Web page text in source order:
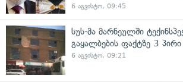
6 აგვისტო, 09:45
სუს-მა მარნეულში
გაყალბების ფაქტზე 3 პირი
6 აგვისტო, 09:21